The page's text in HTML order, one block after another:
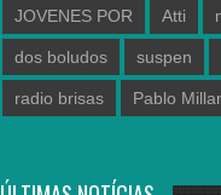
JOVENES POR Atti
dos boludos suspen
radio brisas Pablo